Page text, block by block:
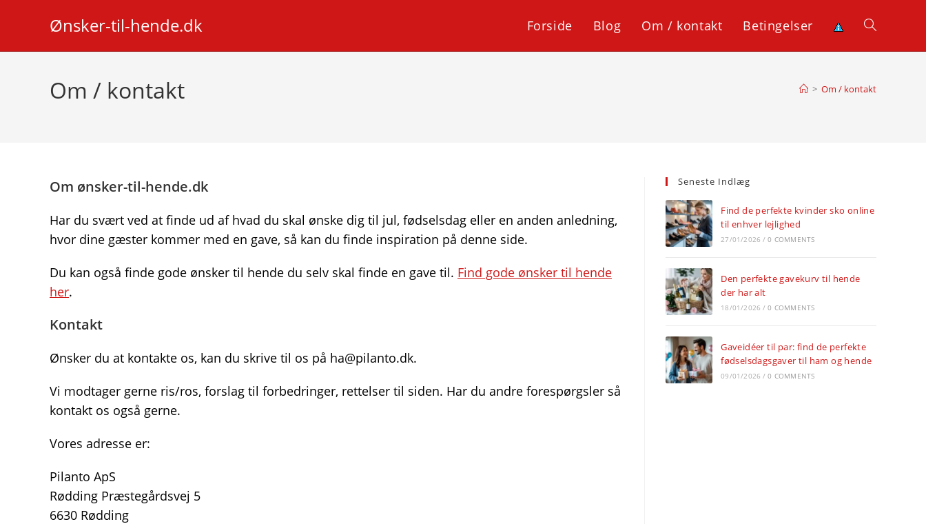
Ønsker-til-hende.dk Forside Blog Om / kontakt Betingelser Toggle
Om / kontakt > Om / kontakt
Om ønsker-til-hende.dk
Har du svært ved at finde ud af hvad du skal ønske dig til jul, fødselsdag eller en anden anledning,
hvor dine gæster kommer med en gave, så kan du finde inspiration på denne side.
Du kan også finde gode ønsker til hende du selv skal finde en gave til. Find gode ønsker til hende
her.
Kontakt
Ønsker du at kontakte os, kan du skrive til os på ha@pilanto.dk.
Vi modtager gerne ris/ros, forslag til forbedringer, rettelser til siden. Har du andre forespørgsler så
kontakt os også gerne.
Vores adresse er:
Pilanto ApS
Rødding Præstegårdsvej 5
6630 Rødding
Seneste Indlæg
Find de perfekte kvinder sko online
til enhver lejlighed
27/01/2026 / 0 COMMENTS
Den perfekte gavekurv til hende
der har alt
18/01/2026 / 0 COMMENTS
Gaveidéer til par: find de perfekte
fødselsdagsgaver til ham og hende
09/01/2026 / 0 COMMENTS